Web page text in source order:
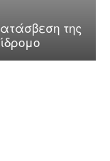
της